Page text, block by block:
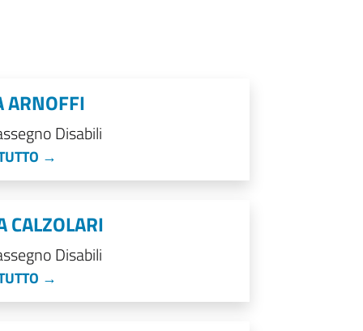
ARNOFFI
Disabili
→
CALZOLARI
Disabili
→